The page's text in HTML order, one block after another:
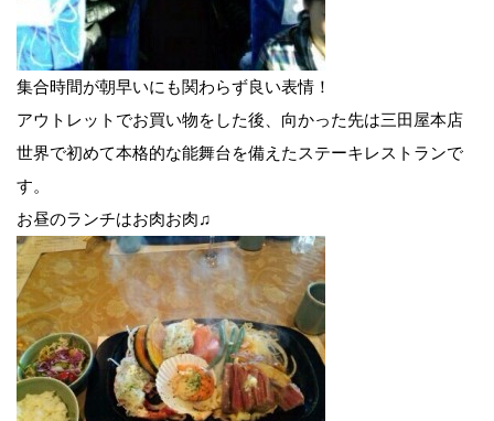
集合時間が朝早いにも関わらず良い表情！
アウトレットでお買い物をした後、向かった先は三田屋本店
世界で初めて本格的な能舞台を備えたステーキレストランで
す。
お昼のランチはお肉お肉♫